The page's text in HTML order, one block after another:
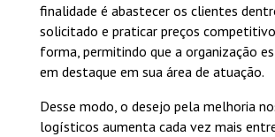
finalidade é abastecer os clientes
solicitado e praticar preços
forma, permitindo que a organização
em destaque em sua área de atuação.
Desse modo, o desejo pela melhoria
logísticos aumenta cada vez mais